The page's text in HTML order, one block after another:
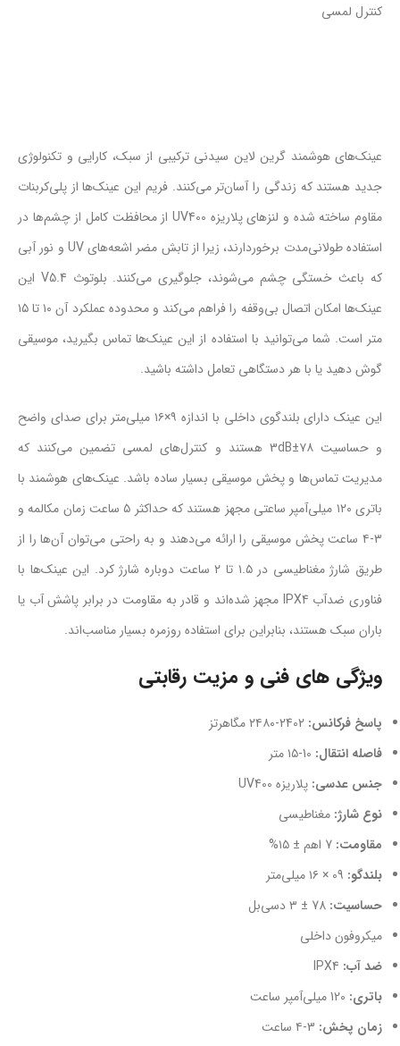
کنترل لمسی
عینک‌های هوشمند گرین لاین سیدنی ترکیبی از سبک، کارایی و تکنولوژی
جدید هستند که زندگی را آسان‌تر می‌کنند. فریم این عینک‌ها از پلی‌کربنات
مقاوم ساخته شده و لنزهای پلاریزه UV400 از محافظت کامل از چشم‌ها در
استفاده طولانی‌مدت برخوردارند، زیرا از تابش مضر اشعه‌های UV و نور آبی
که باعث خستگی چشم می‌شوند، جلوگیری می‌کنند. بلوتوث V5.4 این
عینک‌ها امکان اتصال بی‌وقفه را فراهم می‌کند و محدوده عملکرد آن ۱۰ تا ۱۵
متر است. شما می‌توانید با استفاده از این عینک‌ها تماس بگیرید، موسیقی
گوش دهید یا با هر دستگاهی تعامل داشته باشید.
این عینک‌ دارای بلندگوی داخلی با اندازه ۹×۱۶ میلی‌متر برای صدای واضح
و حساسیت ۷۸±3dB هستند و کنترل‌های لمسی تضمین می‌کنند که
مدیریت تماس‌ها و پخش موسیقی بسیار ساده باشد. عینک‌های هوشمند با
باتری ۱۲۰ میلی‌آمپر ساعتی مجهز هستند که حداکثر ۵ ساعت زمان مکالمه و
۳-۴ ساعت پخش موسیقی را ارائه می‌دهند و به راحتی می‌توان آن‌ها را از
طریق شارژ مغناطیسی در ۱.۵ تا ۲ ساعت دوباره شارژ کرد. این عینک‌ها با
فناوری ضدآب IPX4 مجهز شده‌اند و قادر به مقاومت در برابر پاشش آب یا
باران سبک هستند، بنابراین برای استفاده روزمره بسیار مناسب‌اند.
ویژگى هاى فنى و مزیت رقابتى
پاسخ فرکانس:
فاصله انتقال:
جنس عدسی: پلاریزه UV400
نوع شارژ: مغناطیسی
مقاومت:
بلندگو:
حساسیت:
میکروفون داخلی
ضد آب:
باتری:
زمان پخش: